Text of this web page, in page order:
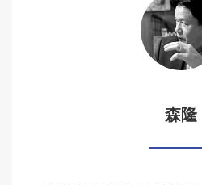
森隆